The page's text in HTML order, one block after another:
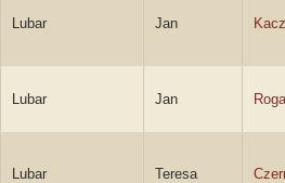
Lubar Jan
Lubar Jan
Lubar Teresa